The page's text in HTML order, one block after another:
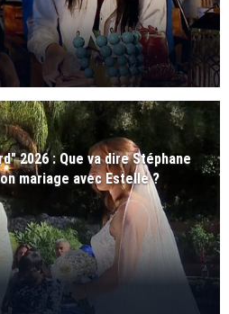
2026 : Que va dire Stéphane
mariage avec Estelle ?